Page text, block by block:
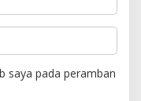
saya pada peramban